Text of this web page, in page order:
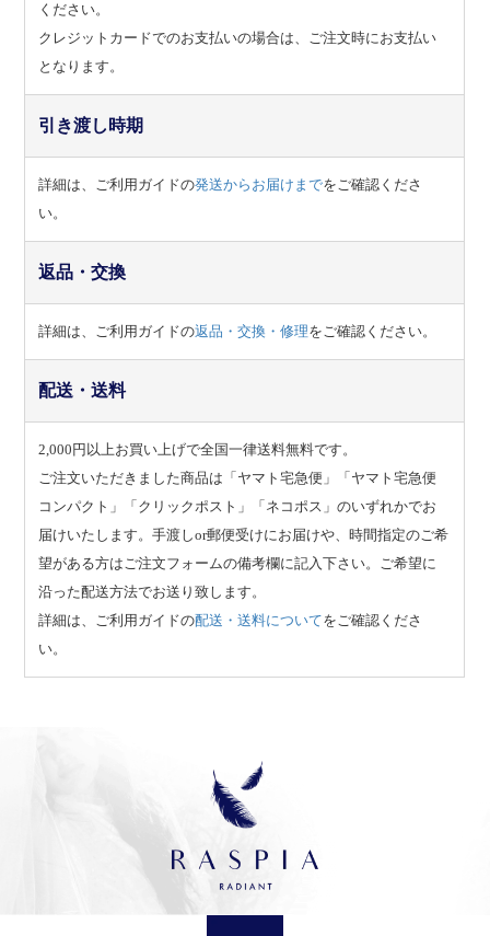
ください。
クレジットカードでのお支払いの場合は、ご注文時にお支払い
となります。
引き渡し時期
詳細は、ご利用ガイドの発送からお届けまでをご確認くださ
い。
返品・交換
詳細は、ご利用ガイドの返品・交換・修理をご確認ください。
配送・送料
2,000円以上お買い上げで全国一律送料無料です。
ご注文いただきました商品は「ヤマト宅急便」「ヤマト宅急便
コンパクト」「クリックポスト」「ネコポス」のいずれかでお
届けいたします。手渡しor郵便受けにお届けや、時間指定のご希
望がある方はご注文フォームの備考欄に記入下さい。ご希望に
沿った配送方法でお送り致します。
詳細は、ご利用ガイドの配送・送料についてをご確認くださ
い。